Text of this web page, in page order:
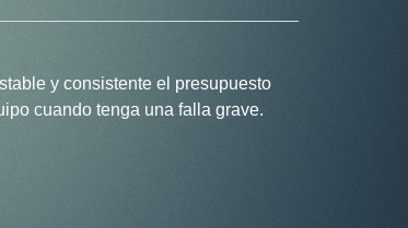
y consistente el presupuesto
cuando tenga una falla grave.